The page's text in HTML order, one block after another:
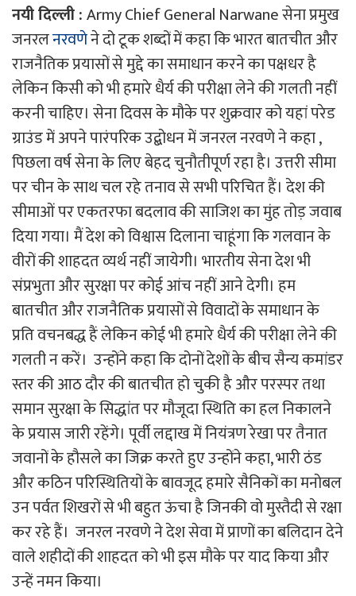
नयी दिल्ली :Army Chief General Narwane सेना प्रमुख
जनरलनरवणेने दो टूक शब्दों में कहा कि भारत बातचीत और
राजनैतिक प्रयासों से मुद्दे का समाधान करने का पक्षधर है
लेकिन किसी को भी हमारे धैर्य की परीक्षा लेने की गलती नहीं
करनी चाहिए। सेना दिवस के मौके पर शुक्रवार को यहां परेड
ग्राउंड में अपने पारंपरिक उद्बोधन में जनरल नरवणे ने कहा ,
पिछला वर्ष सेना के लिए बेहद चुनौतीपूर्ण रहा है। उत्तरी सीमा
पर चीन के साथ चल रहे तनाव से सभी परिचित हैं। देश की
सीमाओं पर एकतरफा बदलाव की साजिश का मुंह तोड़ जवाब
दिया गया। मैं देश को विश्वास दिलाना चाहूंगा कि गलवान के
वीरों की शाहदत व्यर्थ नहीं जायेगी। भारतीय सेना देश भी
संप्रभुता और सुरक्षा पर कोई आंच नहीं आने देगी। हम
बातचीत और राजनैतिक प्रयासों से विवादों के समाधान के
प्रति वचनबद्ध हैं लेकिन कोई भी हमारे धैर्य की परीक्षा लेने की
गलती न करें। उन्होंने कहा कि दोनों देशों के बीच सैन्य कमांडर
स्तर की आठ दौर की बातचीत हो चुकी है और परस्पर तथा
समान सुरक्षा के सिद्धांत पर मौजूदा स्थिति का हल निकालने
के प्रयास जारी रहेंगे। पूर्वी लद्दाख में नियंत्रण रेखा पर तैनात
जवानों के हौसले का जिक्र करते हुए उन्होंने कहा, भारी ठंड
और कठिन परिस्थितियों के बावजूद हमारे सैनिकों का मनोबल
उन पर्वत शिखरों से भी बहुत ऊंचा है जिनकी वो मुस्तैदी से रक्षा
कर रहे हैं। जनरल नरवणे ने देश सेवा में प्राणों का बलिदान देने
वाले शहीदों की शाहदत को भी इस मौके पर याद किया और
उन्हें नमन किया।